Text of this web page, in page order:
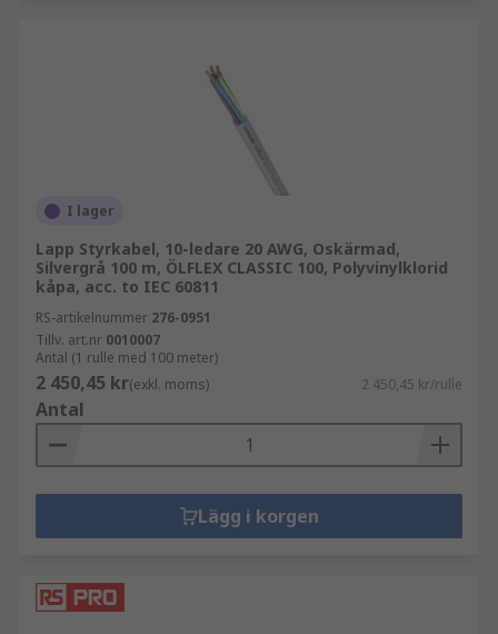
I lager
Lapp Styrkabel, 10-ledare 20 AWG, Oskärmad,
Silvergrå 100 m, ÖLFLEX CLASSIC 100, Polyvinylklorid
kåpa, acc. to IEC 60811
RS-artikelnummer 276-0951
Tillv. art.nr 0010007
Antal (1 rulle med 100 meter)
2 450,45 kr(exkl. moms) 2 450,45 kr/rulle
Antal
Lägg i korgen